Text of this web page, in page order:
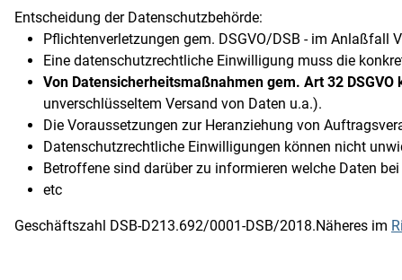
Entscheidung der Datenschutzbehörde:
Pflichtenverletzungen gem. DSGVO/DSB - im Anlaßfall
Eine datenschutzrechtliche Einwilligung muss die
Von Datensicherheitsmaßnahmen gem. Art 32
unverschlüsseltem Versand von Daten u.a.).
Die Voraussetzungen zur Heranziehung von
Datenschutzrechtliche Einwilligungen können nicht
Betroffene sind darüber zu informieren welche Daten
etc
Geschäftszahl DSB-D213.692/0001-DSB/2018.Näheres im